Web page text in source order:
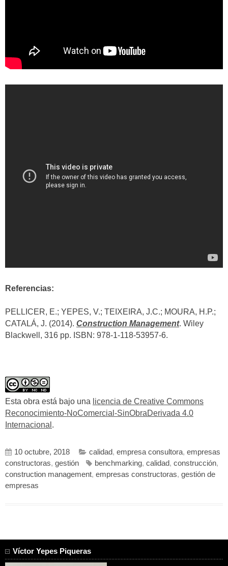
Referencias:
PELLICER, E.; YEPES, V.; TEIXEIRA, J.C.; MOURA, H.P.;
CATALÁ, J. (2014). Construction Management. Wiley
Blackwell, 316 pp. ISBN: 978-1-118-53957-6.
Esta obra está bajo una licencia de Creative Commons
Reconocimiento-NoComercial-SinObraDerivada 4.0
Internacional .
10 octubre, 2018 calidad, empresa consultora, empresas
constructoras, gestión benchmarking, calidad, construcción,
construction management, empresas constructoras, gestión de
empresas
Víctor Yepes Piqueras